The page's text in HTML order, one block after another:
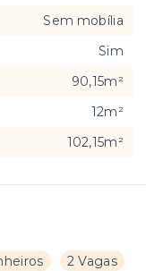
2 Vagas
Sem mobília
Sim
90,15m²
12m²
102,15m²